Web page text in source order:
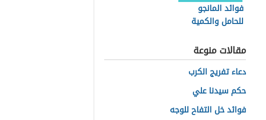
فوائد المانجو
للحامل والكمية
مقالات منوعة
دعاء تفريج الكرب
حكم سيدنا علي
فوائد خل التفاح للوجه